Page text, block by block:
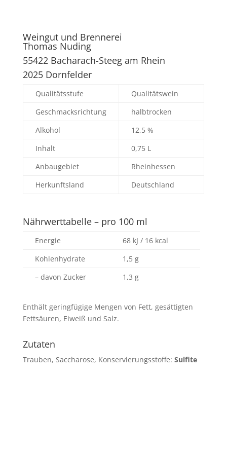
Weingut und Brennerei
Thomas Nuding
55422 Bacharach-Steeg am Rhein
2025 Dornfelder
Qualitätsstufe
Qualitätswein
Geschmacksrichtung
halbtrocken
Alkohol
12,5 %
Inhalt
0,75 L
Anbaugebiet
Rheinhessen
Herkunftsland
Deutschland
Nährwerttabelle – pro 100 ml
Energie
68 kJ / 16 kcal
Kohlenhydrate
1,5 g
– davon Zucker
1,3 g
Enthält geringfügige Mengen von Fett, gesättigten
Fettsäuren, Eiweiß und Salz.
Zutaten
Trauben, Saccharose, Konservierungsstoffe: Sulfite